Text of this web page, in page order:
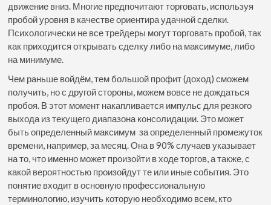
движение вниз. Многие предпочитают торговать, используя
пробой уровня в качестве ориентира удачной сделки.
Психологически не все трейдеры могут торговать пробой, так
как приходится открывать сделку либо на максимуме, либо
на минимуме.
Чем раньше войдём, тем большой профит (доход) сможем
получить, но с другой стороны, можем вовсе не дождаться
пробоя. В этот момент накапливается импульс для резкого
выхода из текущего диапазона консолидации. Это может
быть определенный максимум за определенный промежуток
времени, например, за месяц. Она в 90% случаев указывает
на то, что именно может произойти в ходе торгов, а также, с
какой вероятностью произойдут те или иные события. Это
понятие входит в основную профессиональную
терминологию, изучить которую необходимо всем, кто